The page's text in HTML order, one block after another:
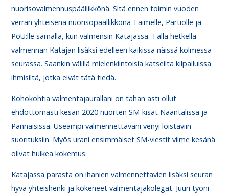
nuorisovalmennuspäällikkönä. Sitä ennen toimin vuoden
verran yhteisenä nuorisopäällikkönä Taimelle, Partiolle ja
PoU:lle samalla, kun valmensin Katajassa. Tällä hetkellä
valmennan Katajan lisäksi edelleen kaikissa näissä kolmessa
seurassa. Saankin välillä mielenkiintoisia katseilta kilpailuissa
ihmisiltä, jotka eivät tätä tiedä.
Kohokohtia valmentajaurallani on tähän asti ollut
ehdottomasti kesän 2020 nuorten SM-kisat Naantalissa ja
Pännäisissä. Useampi valmennettavani venyi loistaviin
suorituksiin. Myös urani ensimmäiset SM-viestit viime kesänä
olivat huikea kokemus.
Katajassa parasta on ihanien valmennettavien lisäksi seuran
hyvä yhteishenki ja kokeneet valmentajakolegat. Juuri työni